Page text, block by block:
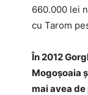
660.000 lei
cu Tarom
În 2012
Mogoşoaia
mai avea